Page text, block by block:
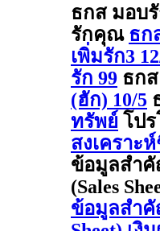
ธกส มอบ
รักคุณ ธก
เพิ่มรัก3
รัก 99 ธก
(ฮัก) 10/5
ทรัพย์ โป
สงเคราะ
ข้อมูลสำ
(Sales
ข้อมูลสำ